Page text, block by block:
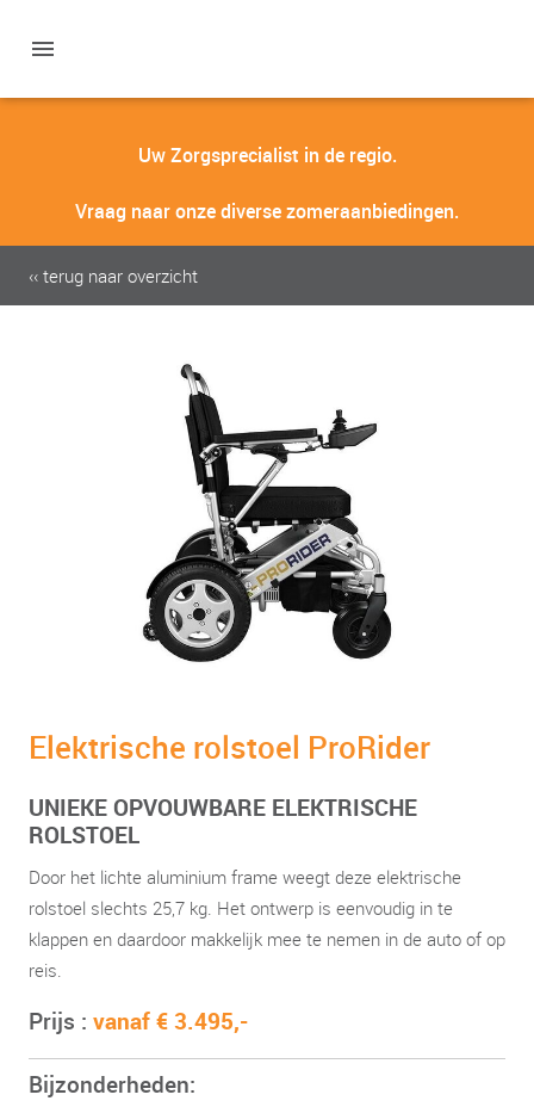
Uw Zorgsprecialist in de regio.
Vraag naar onze diverse zomeraanbiedingen.
‹‹ terug naar overzicht
Elektrische rolstoel ProRider
UNIEKE OPVOUWBARE ELEKTRISCHE
ROLSTOEL
Door het lichte aluminium frame weegt deze elektrische
rolstoel slechts 25,7 kg. Het ontwerp is eenvoudig in te
klappen en daardoor makkelijk mee te nemen in de auto of op
reis.
Prijs : vanaf € 3.495,-
Bijzonderheden: